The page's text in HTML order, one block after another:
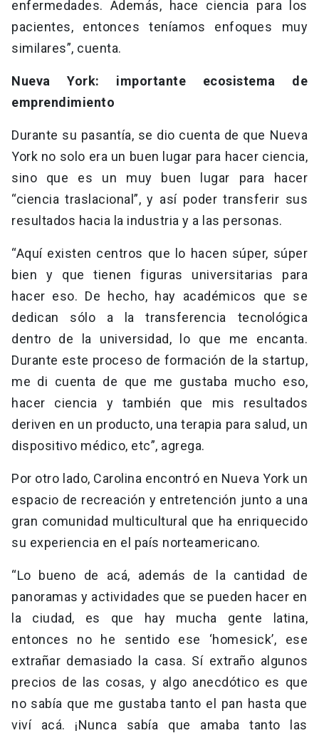
enfermedades. Además, hace ciencia para los
pacientes, entonces teníamos enfoques muy
similares”, cuenta.
Nueva York: importante ecosistema de
emprendimiento
Durante su pasantía, se dio cuenta de que Nueva
York no solo era un buen lugar para hacer ciencia,
sino que es un muy buen lugar para hacer
“ciencia traslacional”, y así poder transferir sus
resultados hacia la industria y a las personas.
“Aquí existen centros que lo hacen súper, súper
bien y que tienen figuras universitarias para
hacer eso. De hecho, hay académicos que se
dedican sólo a la transferencia tecnológica
dentro de la universidad, lo que me encanta.
Durante este proceso de formación de la startup,
me di cuenta de que me gustaba mucho eso,
hacer ciencia y también que mis resultados
deriven en un producto, una terapia para salud, un
dispositivo médico, etc”, agrega.
Por otro lado, Carolina encontró en Nueva York un
espacio de recreación y entretención junto a una
gran comunidad multicultural que ha enriquecido
su experiencia en el país norteamericano.
“Lo bueno de acá, además de la cantidad de
panoramas y actividades que se pueden hacer en
la ciudad, es que hay mucha gente latina,
entonces no he sentido ese ‘homesick’, ese
extrañar demasiado la casa. Sí extraño algunos
precios de las cosas, y algo anecdótico es que
no sabía que me gustaba tanto el pan hasta que
viví acá. ¡Nunca sabía que amaba tanto las